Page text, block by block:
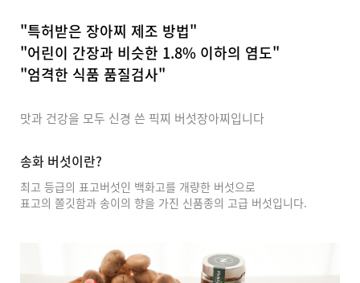
"특허받은 장아찌 제조 방법"
"어린이 간장과 비슷한 1.8% 이하의 염도"
"엄격한 식품 품질검사"
맛과 건강을 모두 신경 쓴 픽찌 버섯장아찌입니다
송화 버섯이란?
최고 등급의 표고버섯인 백화고를 개량한 버섯으로
표고의 쫄깃함과 송이의 향을 가진 신품종의 고급 버섯입니다.